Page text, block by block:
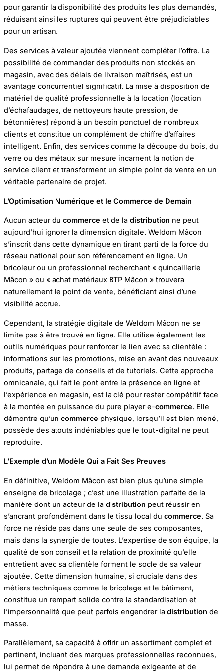
pour garantir la disponibilité des produits les plus demandés,
réduisant ainsi les ruptures qui peuvent être préjudiciables
pour un artisan.
Des services à valeur ajoutée viennent compléter l’offre. La
possibilité de commander des produits non stockés en
magasin, avec des délais de livraison maîtrisés, est un
avantage concurrentiel significatif. La mise à disposition de
matériel de qualité professionnelle à la location (location
d’échafaudages, de nettoyeurs haute pression, de
bétonnières) répond à un besoin ponctuel de nombreux
clients et constitue un complément de chiffre d’affaires
intelligent. Enfin, des services comme la découpe du bois, du
verre ou des métaux sur mesure incarnent la notion de
service client et transforment un simple point de vente en un
véritable partenaire de projet.
L’Optimisation Numérique et le Commerce de Demain
Aucun acteur du commerce et de la distribution ne peut
aujourd’hui ignorer la dimension digitale. Weldom Mâcon
s’inscrit dans cette dynamique en tirant parti de la force du
réseau national pour son référencement en ligne. Un
bricoleur ou un professionnel recherchant « quincaillerie
Mâcon » ou « achat matériaux BTP Mâcon » trouvera
naturellement le point de vente, bénéficiant ainsi d’une
visibilité accrue.
Cependant, la stratégie digitale de Weldom Mâcon ne se
limite pas à être trouvé en ligne. Elle utilise également les
outils numériques pour renforcer le lien avec sa clientèle :
informations sur les promotions, mise en avant des nouveaux
produits, partage de conseils et de tutoriels. Cette approche
omnicanale, qui fait le pont entre la présence en ligne et
l’expérience en magasin, est la clé pour rester compétitif face
à la montée en puissance du pure player e-commerce. Elle
démontre qu’un commerce physique, lorsqu’il est bien mené,
possède des atouts indéniables que le tout-digital ne peut
reproduire.
L’Exemple d’un Modèle Qui a Fait Ses Preuves
En définitive, Weldom Mâcon est bien plus qu’une simple
enseigne de bricolage ; c’est une illustration parfaite de la
manière dont un acteur de la distribution peut réussir en
s’ancrant profondément dans le tissu local du commerce. Sa
force ne réside pas dans une seule de ses composantes,
mais dans la synergie de toutes. L’expertise de son équipe, la
qualité de son conseil et la relation de proximité qu’elle
entretient avec sa clientèle forment le socle de sa valeur
ajoutée. Cette dimension humaine, si cruciale dans des
métiers techniques comme le bricolage et le bâtiment,
constitue un rempart solide contre la standardisation et
l’impersonnalité que peut parfois engendrer la distribution de
masse.
Parallèlement, sa capacité à offrir un assortiment complet et
pertinent, incluant des marques professionnelles reconnues,
lui permet de répondre à une demande exigeante et de